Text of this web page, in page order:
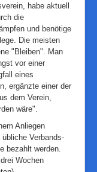
habe aktuell
die
und benötige
Die meisten
"Bleiben". Man
vor einer
eines
ergänzte einer der
dem Verein,
wäre".
Anliegen
Verbands-
bezahlt werden.
Wochen